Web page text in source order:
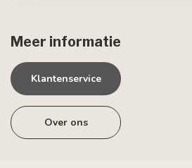
Meer informatie
Klantenservice
Over ons